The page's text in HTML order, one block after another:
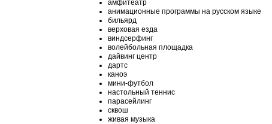
амфитеатр
анимационные программы на русском языке
бильярд
верховая езда
виндсерфинг
волейбольная площадка
дайвинг центр
дартс
каноэ
мини-футбол
настольный теннис
парасейлинг
сквош
живая музыка